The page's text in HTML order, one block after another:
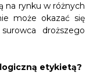
na rynku w różnych
może okazać się
droższego
etykietą?